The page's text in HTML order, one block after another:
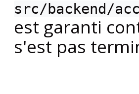
src/backend/
est garanti
s'est pas